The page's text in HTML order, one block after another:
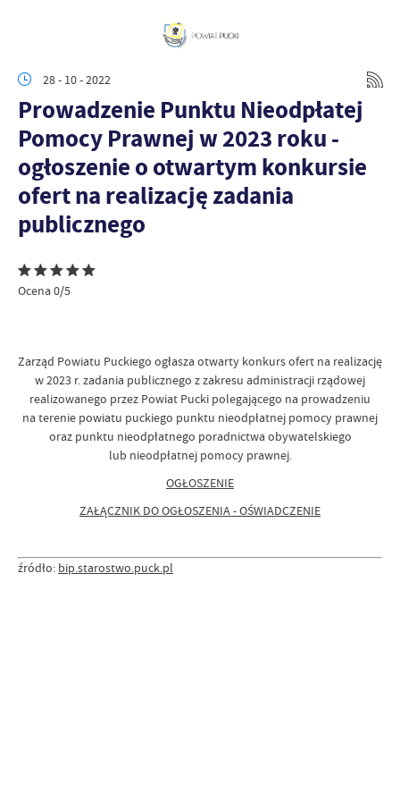
28 - 10 - 2022
Prowadzenie Punktu Nieodpłatej
Pomocy Prawnej w 2023 roku -
ogłoszenie o otwartym konkursie
ofert na realizację zadania
publicznego
Ocena 0/5
Zarząd Powiatu Puckiego ogłasza otwarty konkurs ofert na realizację
w 2023 r. zadania publicznego z zakresu administracji rządowej
realizowanego przez Powiat Pucki polegającego na prowadzeniu
na terenie powiatu puckiego punktu nieodpłatnej pomocy prawnej
oraz punktu nieodpłatnego poradnictwa obywatelskiego
lub nieodpłatnej pomocy prawnej.
OGŁOSZENIE
ZAŁĄCZNIK DO OGŁOSZENIA - OŚWIADCZENIE
źródło: bip.starostwo.puck.pl